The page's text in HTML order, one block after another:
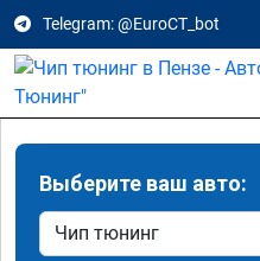
Telegram: @EuroCT_bot
Выберите ваш авто: